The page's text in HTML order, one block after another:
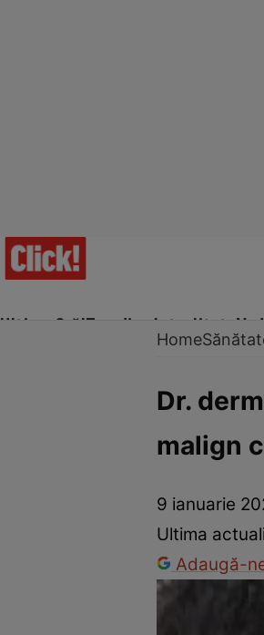
Ultima Oră!Trending Actualitate
Prevenție și tratamentRemedii
Home
Dr.
malign
9 ianuarie
Ultima
Adaugă-